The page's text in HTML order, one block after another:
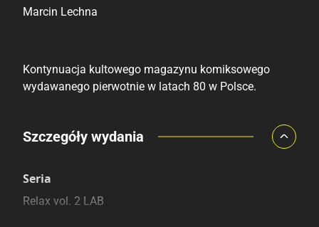
Bartosz Zaskórski
Philippe Druillet
Marcin Lechna
Kontynuacja kultowego magazynu komiksowego
wydawanego pierwotnie w latach 80 w Polsce.
Porównaj ceny
Szczegóły wydania
Seria
Relax vol. 2 LAB